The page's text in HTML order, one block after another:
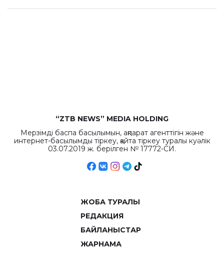
“ZTB NEWS” MEDIA HOLDING
Мерзімді баспа басылымын, ақпарат агенттігін және
интернет-басылымды тіркеу, қайта тіркеу туралы куәлік
03.07.2019 ж. берілген № 17772-СИ.
ЖОБА ТУРАЛЫ
РЕДАКЦИЯ
БАЙЛАНЫСТАР
ЖАРНАМА